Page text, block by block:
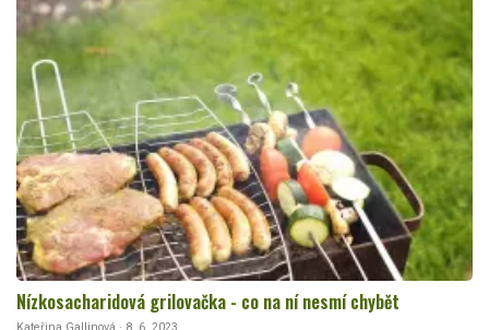
Nízkosacharidová grilovačka - co na ní nesmí chybět
Kateřina Gallinová · 8. 6. 2023